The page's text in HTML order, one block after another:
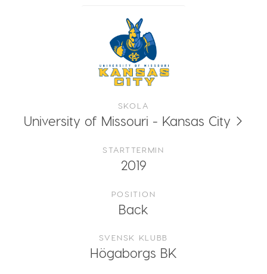
SKOLA
University of Missouri - Kansas City
STARTTERMIN
2019
POSITION
Back
SVENSK KLUBB
Högaborgs BK